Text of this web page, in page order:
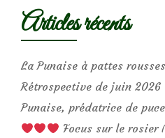
Articles récents
La Punaise à pattes
Rétrospective de juin
Punaise, prédatrice de
Focus sur le rosier